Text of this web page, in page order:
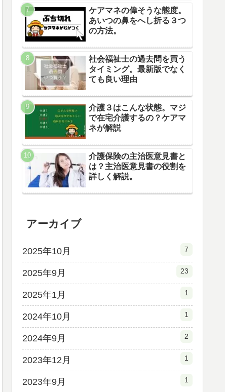
ケアマネの偉そうな態度。
あいつの鼻をへし折る３つ
の方法。
社会福祉士の過去問を買う
タイミング。最新版でなく
ても良い理由
介護３はこんな状態。マジ
で在宅介護するの？ケアマ
ネが解説
介護保険の主治医意見書と
は？主治医意見書の役割を
詳しく解説。
アーカイブ
2025年10月 7
2025年9月 23
2025年1月 1
2024年10月 1
2024年9月 2
2023年12月 1
2023年9月 1